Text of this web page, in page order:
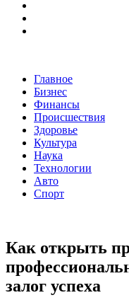
Главное
Бизнес
Финансы
Происшествия
Здоровье
Культура
Наука
Технологии
Авто
Спорт
Как открыть
залог успеха